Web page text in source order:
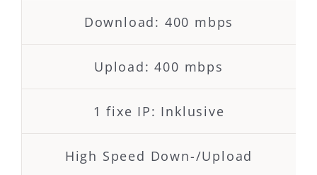
Download: 400 mbps
Upload: 400 mbps
1 fixe IP: Inklusive
High Speed Down-/Upload